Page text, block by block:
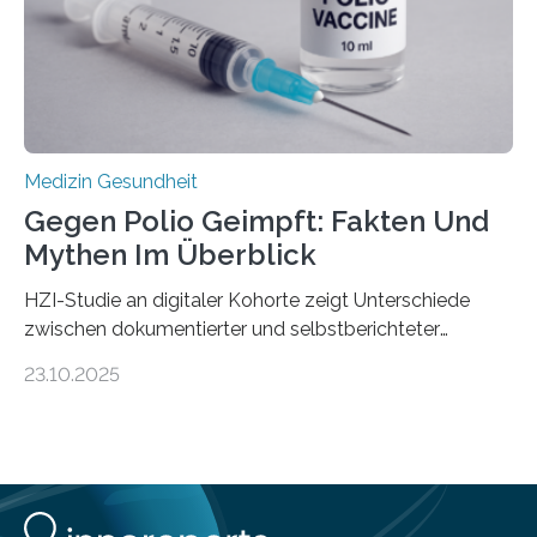
Schwachstelle im Erbgut einer Untergruppe des
Medulloblastoms gefunden. Die Wilhelm Sander-
Stiftung unterstützte das Projekt…
Medizin Gesundheit
Gegen Polio Geimpft: Fakten Und
Mythen Im Überblick
HZI-Studie an digitaler Kohorte zeigt Unterschiede
zwischen dokumentierter und selbstberichteter
Kinderlähmung, ist eine ansteckende Krankheit, die
nur noch in zwei Ländern endemisch. Bis das Virus
weltweit ausgerottet ist, ist aber auch in Deutschland
23.10.2025